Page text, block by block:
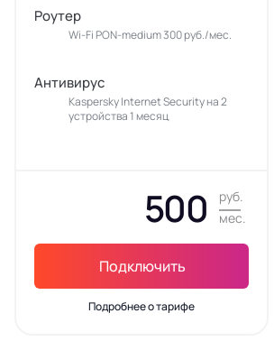
Роутер
Wi-Fi PON-medium 300 руб./мес.
Антивирус
Kaspersky Internet Security на 2
устройства 1 месяц
500
руб.
мес.
Подключить
Подробнее о тарифе